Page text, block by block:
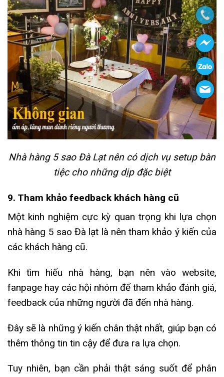
Nhà hàng 5 sao Đà Lạt nên có dịch vụ setup bàn
tiệc cho những dịp đặc biệt
9. Tham khảo feedback khách hàng cũ
Một kinh nghiệm cực kỳ quan trọng khi lựa chọn
nhà hàng 5 sao Đà lạt là nên tham khảo ý kiến của
các khách hàng cũ.
Khi tìm hiểu nhà hàng, bạn nên vào website,
fanpage hay các hội nhóm để tham khảo đánh giá,
feedback của những người đã đến nhà hàng.
Đây sẽ là những ý kiến chân thật nhất, giúp bạn có
thêm thông tin tin cậy để đưa ra lựa chọn.
Tuy nhiên, bạn cần phải thật sáng suốt để phân